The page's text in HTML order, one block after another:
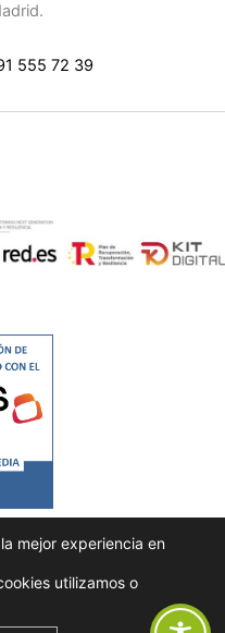
555 72 39
Política de Privacidad
mejor experiencia en
utilizamos o